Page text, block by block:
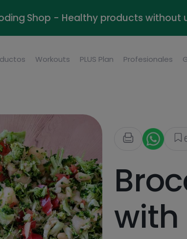
Shop - Healthy products
Workouts PLUS Plan Profesionales
with